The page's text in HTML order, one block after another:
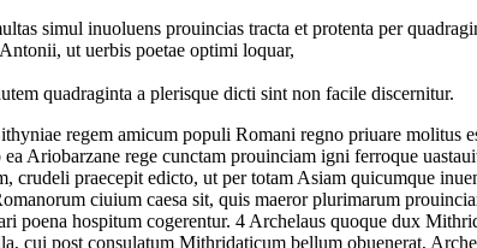
simul inuoluens prouincias tracta et protenta per
ut uerbis poetae optimi loquar,
quadraginta a plerisque dicti sint non facile discernitur.
regem amicum populi Romani regno priuare molitus
Ariobarzane rege cunctam prouinciam igni ferroque
crudeli praecepit edicto, ut per totam Asiam quicumque
ciuium caesa sit, quis maeror plurimarum
poena hospitum cogerentur. 4Archelaus quoque dux
cui post consulatum Mithridaticum bellum obuenerat,